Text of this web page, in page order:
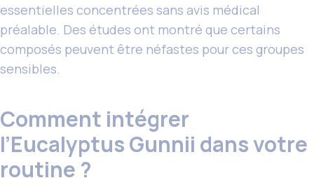
essentielles concentrées sans avis médical
préalable. Des études ont montré que certains
composés peuvent être néfastes pour ces groupes
sensibles.
Comment intégrer
l’Eucalyptus Gunnii dans votre
routine ?